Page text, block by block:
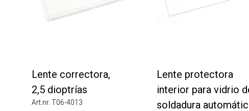
Lente correctora,
2,5 dioptrías
Art.nr. T06-4013
Lente protectora
interior para vidrio de
soldadura automática